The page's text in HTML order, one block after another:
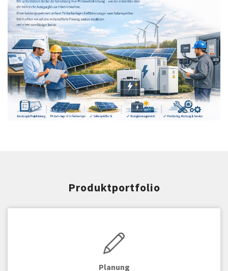
Produktportfolio
Planung